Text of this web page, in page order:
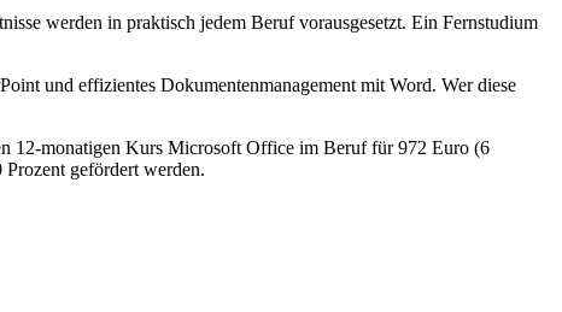
werden in praktisch jedem Beruf vorausgesetzt. Ein Fernstudium
und effizientes Dokumentenmanagement mit Word. Wer diese
12-monatigen Kurs Microsoft Office im Beruf für 972 Euro (6
gefördert werden.